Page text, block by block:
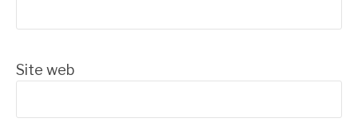
Site web